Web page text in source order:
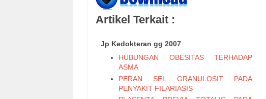
Artikel Terkait :
Jp Kedokteran gg 2007
HUBUNGAN OBESITAS TERHADAP
ASMA
PERAN SEL GRANULOSIT PADA
PENYAKIT FILARIASIS